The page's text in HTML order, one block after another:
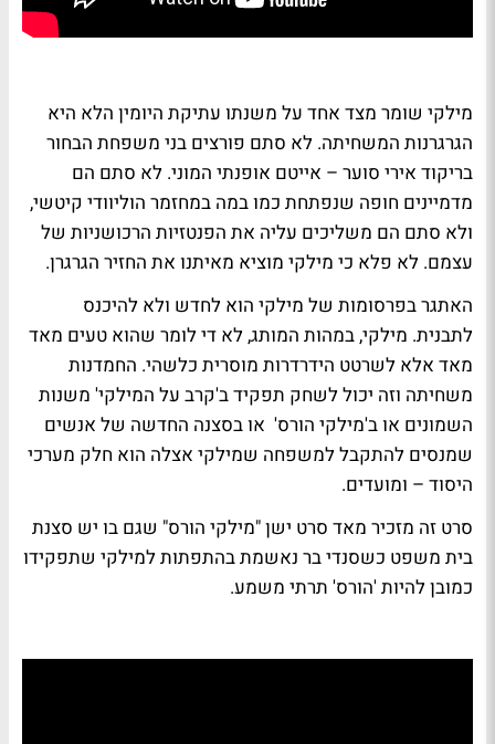
מילקי שומר מצד אחד על משנתו עתיקת היומין הלא היא
הגרגרנות המשחיתה. לא סתם פורצים בני משפחת הבחור
בריקוד אירי סוער – אייטם אופנתי המוני. לא סתם הם
מדמיינים חופה שנפתחת כמו במה במחזמר הוליוודי קיטשי,
ולא סתם הם משליכים עליה את הפנטזיות הרכושניות של
עצמם. לא פלא כי מילקי מוציא מאיתנו את החזיר הגרגרן.
האתגר בפרסומות של מילקי הוא לחדש ולא להיכנס
לתבנית. מילקי, במהות המותג, לא די לומר שהוא טעים מאד
מאד אלא לשרטט הידרדרות מוסרית כלשהי. החמדנות
משחיתה וזה יכול לשחק תפקיד ב'קרב על המילקי' משנות
השמונים או ב'מילקי הורס' או בסצנה החדשה של אנשים
שמנסים להתקבל למשפחה שמילקי אצלה הוא חלק מערכי
היסוד – ומועדים.
סרט זה מזכיר מאד סרט ישן "מילקי הורס" שגם בו יש סצנת
בית משפט כשסנדי בר נאשמת בהתפתות למילקי שתפקידו
כמובן להיות 'הורס' תרתי משמע.